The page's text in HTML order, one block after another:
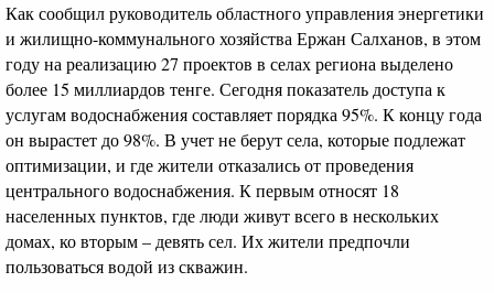
Как сообщил руководитель областного управления энергетики
и жилищно-коммунального хозяйства Ержан Салханов, в этом
году на реализацию 27 проектов в селах региона выделено
более 15 миллиардов тенге. Сегодня показатель доступа к
услугам водоснабжения составляет порядка 95%. К концу года
он вырастет до 98%. В учет не берут села, которые подлежат
оптимизации, и где жители отказались от проведения
центрального водоснабжения. К первым относят 18
населенных пунктов, где люди живут всего в нескольких
домах, ко вторым – девять сел. Их жители предпочли
пользоваться водой из скважин.